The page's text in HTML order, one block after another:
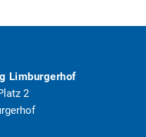
Limburgerhof
2